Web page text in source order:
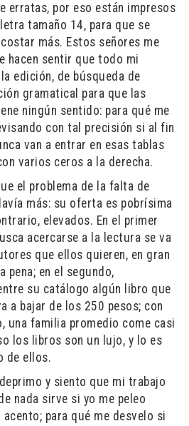
erratas, por eso están impresos
tamaño 14, para que se
más. Estos señores me
hacen sentir que todo mi
edición, de búsqueda de
gramatical para que las
ningún sentido: para qué me
con tal precisión si al fin
van a entrar en esas tablas
varios ceros a la derecha.
el problema de la falta de
más: su oferta es pobrísima
elevados. En el primer
acercarse a la lectura se va
que ellos quieren, en gran
pena; en el segundo,
su catálogo algún libro que
a bajar de los 250 pesos; con
una familia promedio come casi
los libros son un lujo, y lo es
de ellos.
y siento que mi trabajo
nada sirve si yo me peleo
para qué me desvelo si